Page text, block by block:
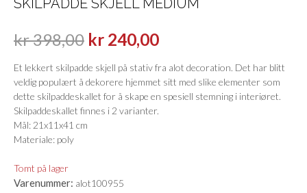
kr398,00 kr 240,00
Et lekkert skilpadde skjell på stativ fra alot decoration. Det har blitt
veldig populært å dekorere hjemmet sitt med slike elementer som
dette skilpaddeskallet for å skape en spesiell stemning i interiøret.
Skilpaddeskallet finnes i 2 varianter.
Mål: 21x11x41 cm
Materiale: poly
Tomt på lager
Varenummer: alot100955